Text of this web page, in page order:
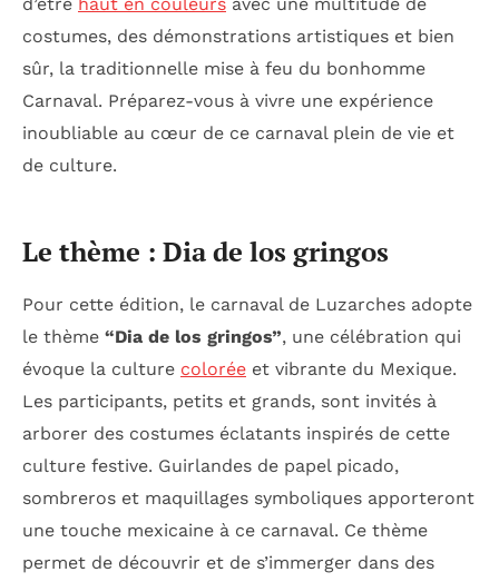
costumes, des démonstrations artistiques et bien
sûr, la traditionnelle mise à feu du bonhomme
Carnaval. Préparez-vous à vivre une expérience
inoubliable au cœur de ce carnaval plein de vie et
de culture.
Le thème : Dia de los gringos
Pour cette édition, le carnaval de Luzarches adopte
le thème “Dia de los gringos”, une célébration qui
évoque la culture colorée et vibrante du Mexique.
Les participants, petits et grands, sont invités à
arborer des costumes éclatants inspirés de cette
culture festive. Guirlandes de papel picado,
sombreros et maquillages symboliques apporteront
une touche mexicaine à ce carnaval. Ce thème
permet de découvrir et de s’immerger dans des